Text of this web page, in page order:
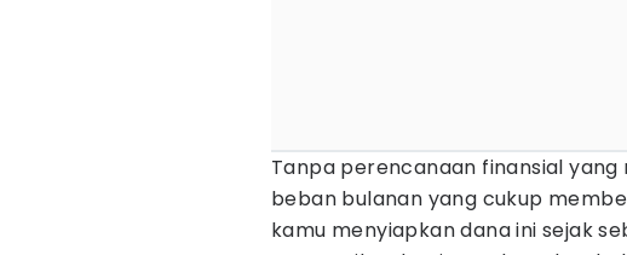
Tanpa perencanaan finansial
beban bulanan yang cukup
kamu menyiapkan dana ini sejak